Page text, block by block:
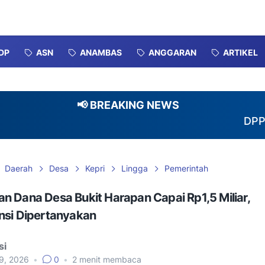
ASN ANAMBAS ANGGARAN ARTIKEL
📢 BREAKING NEWS
DPP
Daerah Desa Kepri Lingga Pemerintah
Dana Desa Bukit Harapan Capai Rp1,5 Miliar,
Dipertanyakan
2026 • 0 • 2 menit membaca